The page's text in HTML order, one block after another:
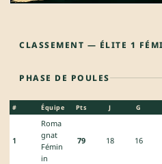
CLASSEMENT — ÉLITE 1
PHASE DE POULES
# Équipe Pts J G
1
Roma
gnat
Fémin
in
79 18 16